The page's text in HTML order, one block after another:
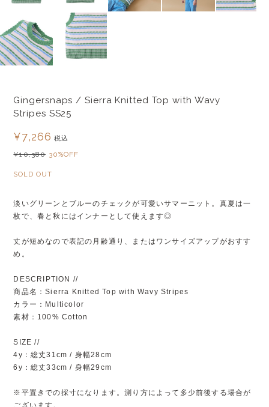
Gingersnaps / Sierra Knitted Top with Wavy
Stripes SS25
¥7,266 税込
¥10,380 30%OFF
SOLD OUT
淡いグリーンとブルーのチェックが可愛いサマーニット。真夏は一
枚で、春と秋にはインナーとして使えます◎
丈が短めなので表記の月齢通り、またはワンサイズアップがおすす
め。
DESCRIPTION //
商品名：Sierra Knitted Top with Wavy Stripes
カラー：Multicolor
素材：100% Cotton
SIZE //
4y：総丈31cm / 身幅28cm
6y：総丈33cm / 身幅29cm
※平置きでの採寸になります。測り方によって多少前後する場合が
ございます。